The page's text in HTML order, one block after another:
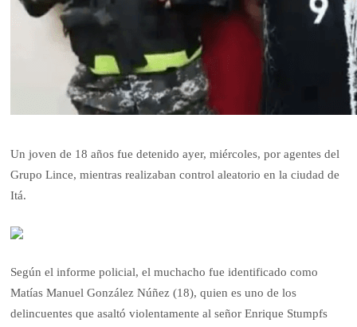
Un joven de 18 años fue detenido ayer, miércoles, por agentes del
Grupo Lince, mientras realizaban control aleatorio en la ciudad de
Itá.
Según el informe policial, el muchacho fue identificado como
Matías Manuel González Núñez (18), quien es uno de los
delincuentes que asaltó violentamente al señor Enrique Stumpfs